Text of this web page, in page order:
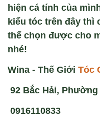
hiện cá tính của
kiểu tóc trên đây thì
thể chọn được cho
nhé!
Wina - Thế Giới Tóc
92 Bắc Hải, Phường
0916110833